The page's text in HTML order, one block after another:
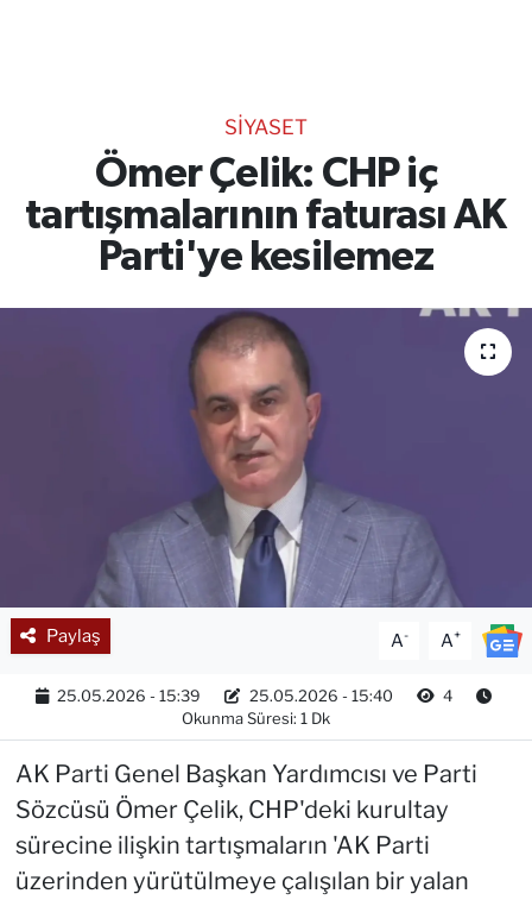
SİYASET
Ömer Çelik: CHP iç
tartışmalarının faturası AK
Parti'ye kesilemez
Paylaş A- A+
25.05.2026 - 15:39 25.05.2026 - 15:40
4
Okunma Süresi: 1 Dk
AK Parti Genel Başkan Yardımcısı ve Parti
Sözcüsü Ömer Çelik, CHP'deki kurultay
sürecine ilişkin tartışmaların 'AK Parti
üzerinden yürütülmeye çalışılan bir yalan
RESMİ İLANLAR
Gencsesfm Canlı Dinle